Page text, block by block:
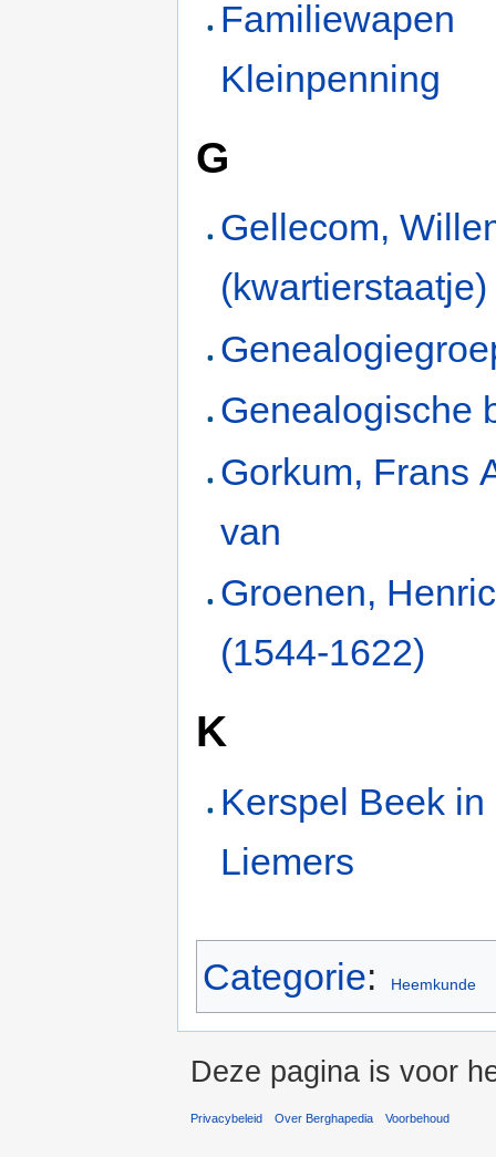
Familiewapen
Kleinpenning
G
Gellecom,
(kwartierstaatje)
Genealogische
Gorkum, Frans
van
Groenen,
(1544-1622)
K
Kerspel Beek in
Liemers
Categorie: Heemkunde
Deze pagina is voor
Privacybeleid Over Berghapedia Voorbehoud